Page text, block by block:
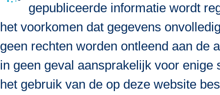
gepubliceerde informatie wordt
het voorkomen dat gegevens
geen rechten worden ontleend aan de
in geen geval aansprakelijk voor
het gebruik van de op deze website